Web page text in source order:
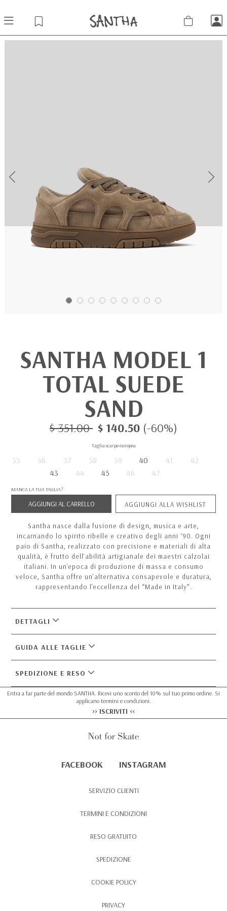
Previous Next
SANTHA MODEL 1
TOTAL SUEDE
SAND
$ 351.00 $ 140.50 (-60%)
35 36 37 38 39 40 41
42
43
44 45 46 47
Taglia scarpe europea
MANCA LA TUA TAGLIA?
AGGIUNGI AL CARRELLO AGGIUNGI ALLA WISHLIST
Santha nasce dalla fusione di design, musica e arte,
incarnando lo spirito ribelle e creativo degli anni ‘90. Ogni
paio di Santha, realizzato con precisione e materiali di alta
qualità, è frutto dell'abilità artigianale dei maestri calzolai
italiani. In un'epoca di produzione di massa e consumo
veloce, Santha offre un'alternativa consapevole e duratura,
rappresentando l'eccellenza del “Made in Italy”.
DETTAGLI
GUIDA ALLE TAGLIE
SPEDIZIONE E RESO
Entra a far parte del mondo SANTHA. Ricevi uno sconto del 10% sul tuo primo ordine. Si
applicano termini e condizioni.
>> ISCRIVITI <<
FACEBOOK INSTAGRAM
SERVIZIO CLIENTI
TERMINI E CONDIZIONI
RESO GRATUITO
SPEDIZIONE
COOKIE POLICY
PRIVACY